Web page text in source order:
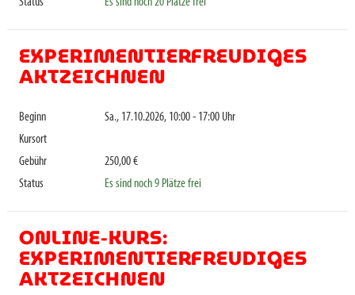
EXPERIMENTIERFREUDIGES
AKTZEICHNEN
Beginn
Sa., 17.10.2026, 10:00 - 17:00 Uhr
Kursort
Gebühr
250,00 €
Status
Es sind noch 9 Plätze frei
ONLINE-KURS:
EXPERIMENTIERFREUDIGES
AKTZEICHNEN